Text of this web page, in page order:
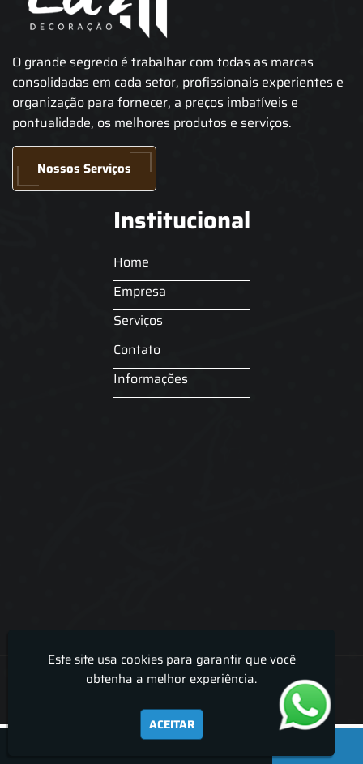
O grande segredo é trabalhar com todas as marcas
consolidadas em cada setor, profissionais experientes e
organização para fornecer, a preços imbatíveis e
pontualidade, os melhores produtos e serviços.
Nossos Serviços
Institucional
Home
Empresa
Serviços
Contato
Informações
Lira Luz Decor - Cortinas sob medidas e persianas
Este site usa cookies para garantir que você
obtenha a melhor experiência.
ACEITAR